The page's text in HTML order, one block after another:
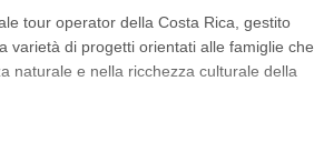
tour operator della Costa Rica, gestito
varietà di progetti orientati alle famiglie che
naturale e nella ricchezza culturale della